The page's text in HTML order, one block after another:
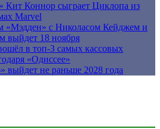
Кит Коннор сыграет Циклопа из
Marvel
«Мэдден» с Николасом Кейджем и
выйдет 18 ноября
в топ-3 самых кассовых
«Одиссее»
выйдет не раньше 2028 года